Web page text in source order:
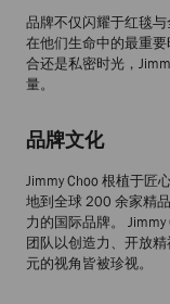
品牌不仅闪耀于红毯
在他们生命中的最重
合还是私密时光，
量。
品牌文化
Jimmy Choo 根植于匠
地到全球 200 余家精
力的国际品牌。
团队以创造力、开放
元的视角皆被珍视。